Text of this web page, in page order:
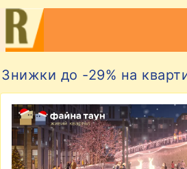
Знижки до -29% на